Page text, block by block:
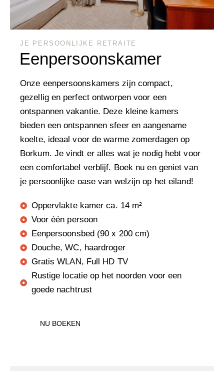
JE PERSOONLIJKE RETRAITE
Eenpersoonskamer
Onze eenpersoonskamers zijn compact,
gezellig en perfect ontworpen voor een
ontspannen vakantie. Deze kleine kamers
bieden een ontspannen sfeer en aangename
koelte, ideaal voor de warme zomerdagen op
Borkum. Je vindt er alles wat je nodig hebt voor
een comfortabel verblijf. Boek nu en geniet van
je persoonlijke oase van welzijn op het eiland!
Oppervlakte kamer ca. 14 m²
Voor één persoon
Eenpersoonsbed (90 x 200 cm)
Douche, WC, haardroger
Gratis WLAN, Full HD TV
Rustige locatie op het noorden voor een
goede nachtrust
NU BOEKEN